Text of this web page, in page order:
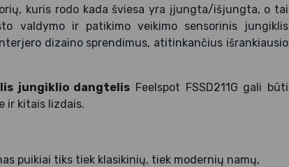
kuris rodo kada šviesa yra įjungta/išjungta, o tai
valdymo ir patikimo veikimo sensorinis jungiklis
dizaino sprendimus, atitinkančius išrankiausio
jungiklio dangtelis Feelspot FSSD211G gali būti
ir kitais lizdais.
puikiai tiks tiek klasikinių, tiek modernių namų,